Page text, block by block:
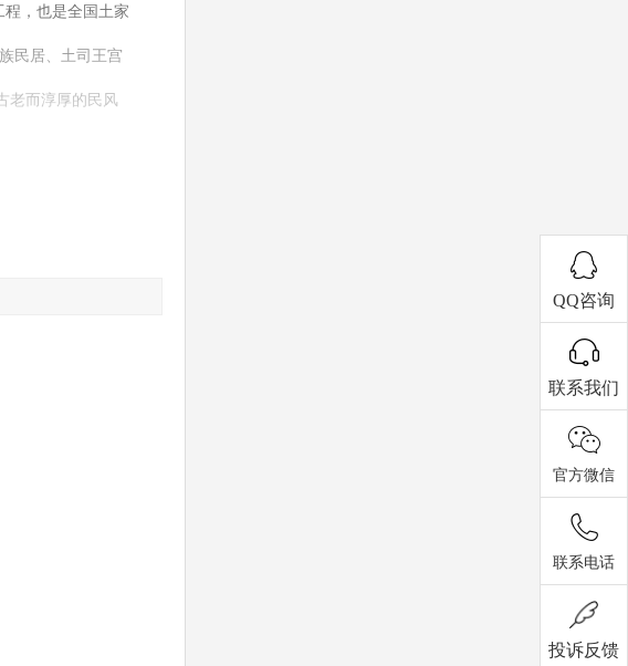
程，也是全国土家
民居、土司王宫
老而淳厚的民风
人造古镇，仿
QQ咨询
联系我们
官方微信
联系电话
投诉反馈